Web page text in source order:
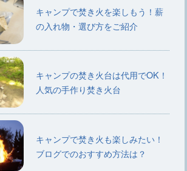
キャンプで焚き火を楽しもう！薪
の入れ物・選び方をご紹介
キャンプの焚き火台は代用でOK！
人気の手作り焚き火台
キャンプで焚き火も楽しみたい！
ブログでのおすすめ方法は？